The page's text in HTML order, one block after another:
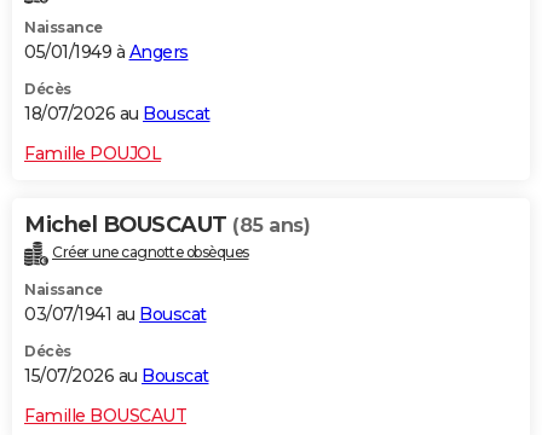
Dictionnaire
Biographies
Citations
Expressions
Proverbes
PROGRAMME TV
S'inscrire
Se connecter
Lycées
Collèges
Primaires
Universités
Entreprises
Service militaire
Avis de recherche
AVIS DE DÉCÈS
FORUM
Bricolage
Lifestyle
Culture
Sport
Auto
Television
Voyage
Cinema
Naissance
05/01/1949 à Angers
Décès
18/07/2026 au Bouscat
Famille POUJOL
Michel BOUSCAUT (85 ans)
Créer une cagnotte obsèques
Naissance
03/07/1941 au Bouscat
Décès
15/07/2026 au Bouscat
Famille BOUSCAUT